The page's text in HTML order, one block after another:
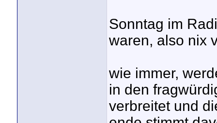
Sonntag im
waren, also nix
wie immer,
in den
verbreitet und